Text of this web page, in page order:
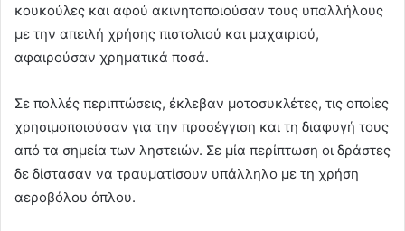
κουκούλες και αφού ακινητοποιούσαν τους υπαλλήλους
με την απειλή χρήσης πιστολιού και μαχαιριού,
αφαιρούσαν χρηματικά ποσά.
Σε πολλές περιπτώσεις, έκλεβαν μοτοσυκλέτες, τις οποίες
χρησιμοποιούσαν για την προσέγγιση και τη διαφυγή τους
από τα σημεία των ληστειών. Σε μία περίπτωση οι δράστες
δε δίστασαν να τραυματίσουν υπάλληλο με τη χρήση
αεροβόλου όπλου.